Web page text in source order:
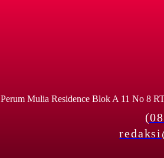
Perum Mulia Residence Blok A 11 No 8